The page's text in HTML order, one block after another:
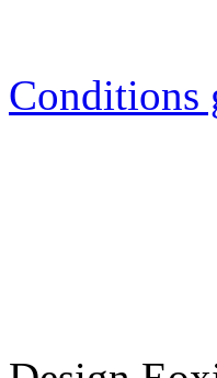
Conditions